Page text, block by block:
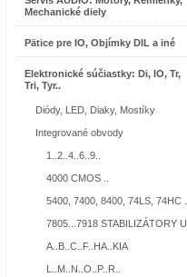
Mechanické diely
Pätice pre IO, Objímky DIL a iné
Elektronické súčiastky: Di, IO, Tr,
Tri, Tyr..
Diódy, LED, Diaky, Mostíky
Integrované obvody
1..2..4..6..9..
4000 CMOS ..
5400, 7400, 8400, 74LS, 74HC ..
7805...7918 STABILIZÁTORY U.
A..B..C..F..HA..KIA
L..M..N..O..P..R..